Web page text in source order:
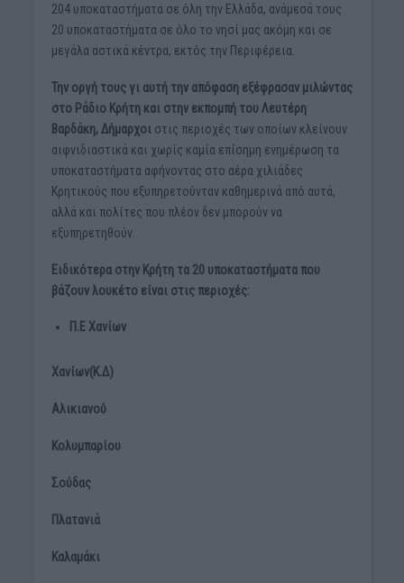
204 υποκαταστήματα σε όλη την Ελλάδα, ανάμεσά τους
20 υποκαταστήματα σε όλο το νησί μας ακόμη και σε
μεγάλα αστικά κέντρα, εκτός την Περιφέρεια.
Την οργή τους γι αυτή την απόφαση εξέφρασαν μιλώντας
στο Ράδιο Κρήτη και στην εκπομπή του Λευτέρη
Βαρδάκη, Δήμαρχοι στις περιοχές των οποίων κλείνουν
αιφνιδιαστικά και χωρίς καμία επίσημη ενημέρωση τα
υποκαταστήματα αφήνοντας στο αέρα χιλιάδες
Κρητικούς που εξυπηρετούνταν καθημερινά από αυτά,
αλλά και πολίτες που πλέον δεν μπορούν να
εξυπηρετηθούν.
Ειδικότερα στην Κρήτη τα 20 υποκαταστήματα που
βάζουν λουκέτο είναι στις περιοχές:
Π.Ε Χανίων
Χανίων(Κ.Δ)
Αλικιανού
Κολυμπαρίου
Σούδας
Πλατανιά
Καλαμάκι